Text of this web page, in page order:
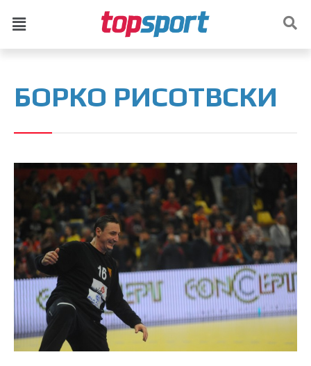
БОРКО РИСОТВСКИ